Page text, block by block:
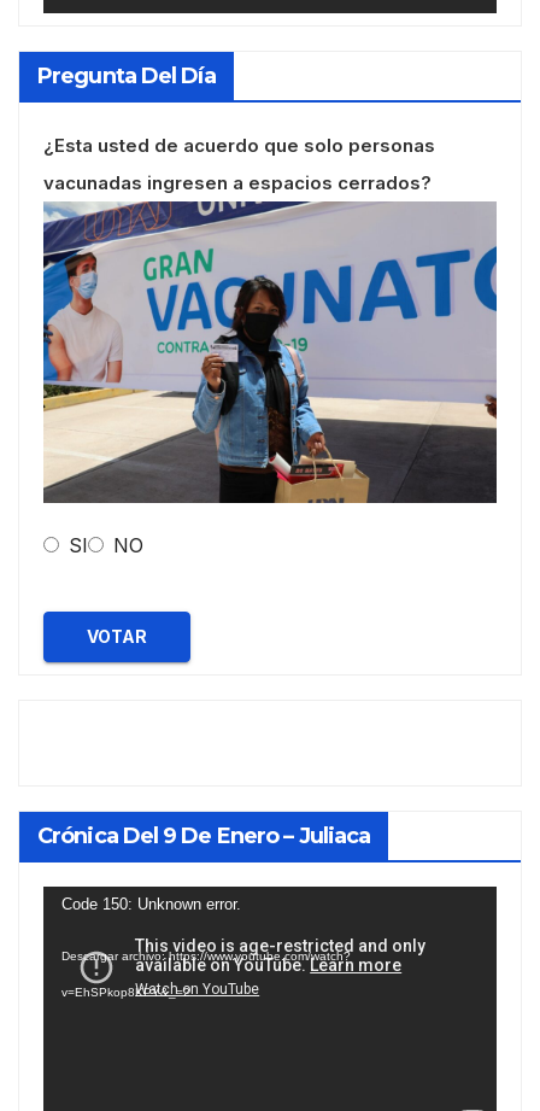
Pregunta Del Día
¿Esta usted de acuerdo que solo personas
vacunadas ingresen a espacios cerrados?
SI NO
VOTAR
Crónica Del 9 De Enero – Juliaca
Reproductor
vídeo
Code 150: Unknown error.
Descargar archivo: https://www.youtube.com/watch?
v=EhSPkop8KPY&_=2